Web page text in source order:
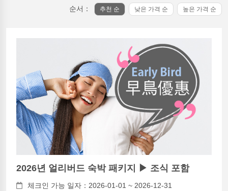
순서： 추천 순 낮은 가격 순 높은 가격 순
2026년 얼리버드 숙박 패키지 ▶ 조식 포함
체크인 가능 일자：2026-01-01 ~ 2026-12-31